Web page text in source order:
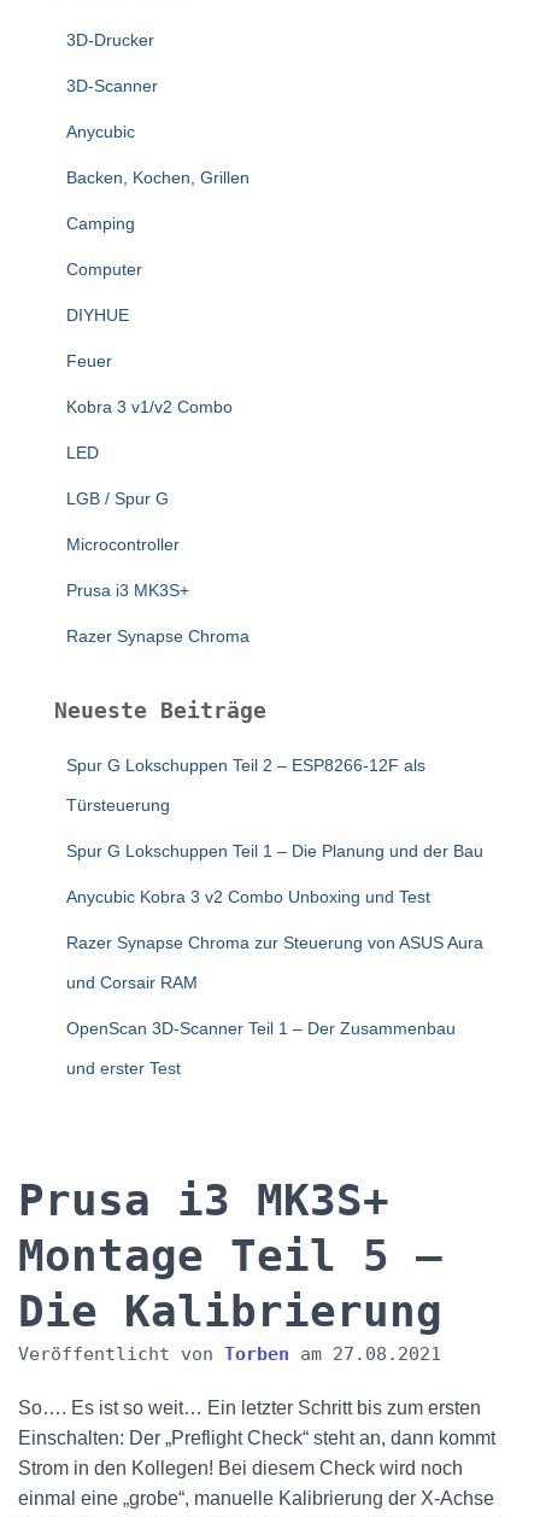
3D-Drucker
3D-Scanner
Anycubic
Backen, Kochen, Grillen
Camping
Computer
DIYHUE
Feuer
Kobra 3 v1/v2 Combo
LED
LGB / Spur G
Microcontroller
Prusa i3 MK3S+
Razer Synapse Chroma
Neueste Beiträge
Spur G Lokschuppen Teil 2 – ESP8266-12F als
Türsteuerung
Spur G Lokschuppen Teil 1 – Die Planung und der Bau
Anycubic Kobra 3 v2 Combo Unboxing und Test
Razer Synapse Chroma zur Steuerung von ASUS Aura
und Corsair RAM
OpenScan 3D-Scanner Teil 1 – Der Zusammenbau
und erster Test
Prusa i3 MK3S+
Montage Teil 5 –
Die Kalibrierung
Veröffentlicht von Torben am 27.08.2021
So…. Es ist so weit… Ein letzter Schritt bis zum ersten
Einschalten: Der „Preflight Check“ steht an, dann kommt
Strom in den Kollegen! Bei diesem Check wird noch
einmal eine „grobe“, manuelle Kalibrierung der X-Achse